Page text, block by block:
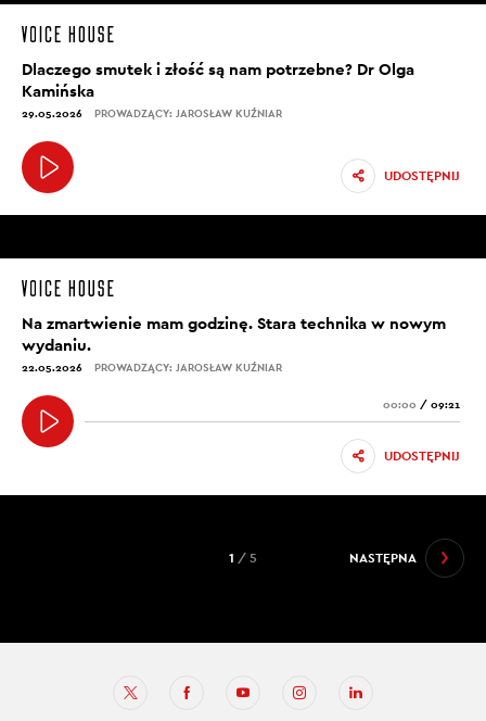
Dlaczego smutek i złość są nam potrzebne? Dr Olga
Kamińska
29.05.2026 PROWADZĄCY: JAROSŁAW KUŹNIAR
UDOSTĘPNIJ
Na zmartwienie mam godzinę. Stara technika w nowym
wydaniu.
22.05.2026 PROWADZĄCY: JAROSŁAW KUŹNIAR
00:00 / 09:21
UDOSTĘPNIJ
NASTĘPNA
1 / 5